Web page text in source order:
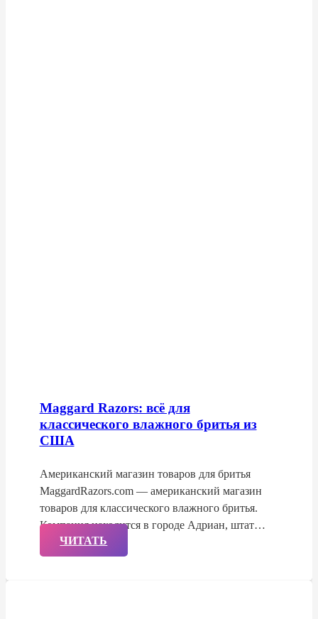
Maggard Razors: всё для
классического влажного бритья из
США
Американский магазин товаров для бритья
MaggardRazors.com — американский магазин
товаров для классического влажного бритья.
Компания находится в городе Адриан, штат…
ЧИТАТЬ